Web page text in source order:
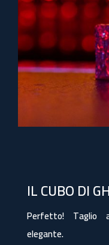
IL CUBO DI
Perfetto! Taglio
elegante.